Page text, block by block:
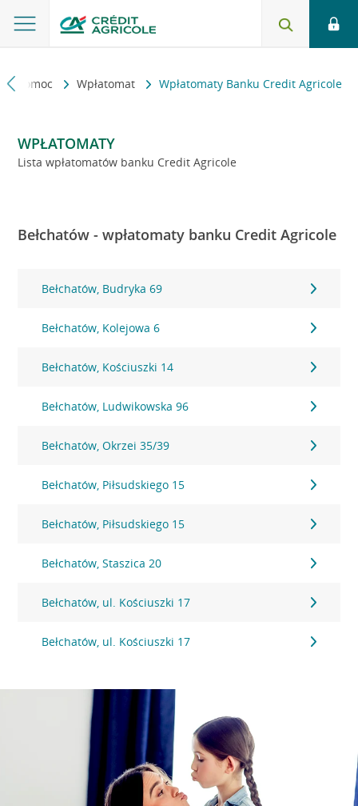
i pomoc Wpłatomat Wpłatomaty Banku Credit Agricole
WPŁATOMATY
Lista wpłatomatów banku Credit Agricole
Bełchatów - wpłatomaty banku Credit Agricole
Bełchatów, Budryka 69
Bełchatów, Kolejowa 6
Bełchatów, Kościuszki 14
Bełchatów, Ludwikowska 96
Bełchatów, Okrzei 35/39
Bełchatów, Piłsudskiego 15
Bełchatów, Piłsudskiego 15
Bełchatów, Staszica 20
Bełchatów, ul. Kościuszki 17
Bełchatów, ul. Kościuszki 17